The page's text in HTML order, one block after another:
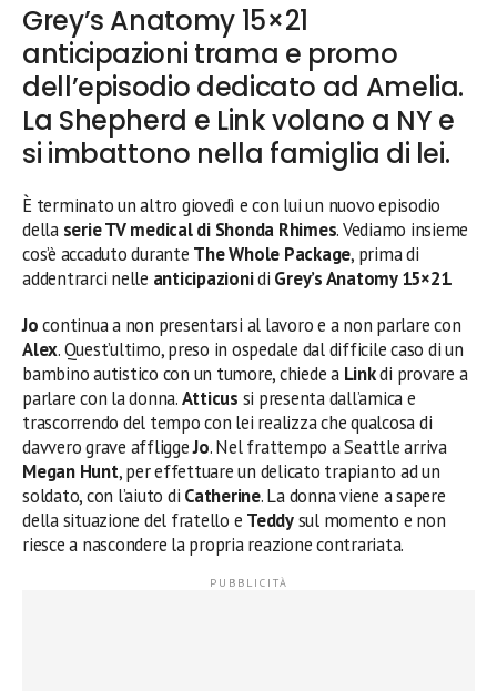
Grey’s Anatomy 15×21
anticipazioni trama e promo
dell’episodio dedicato ad Amelia.
La Shepherd e Link volano a NY e
si imbattono nella famiglia di lei.
È terminato un altro giovedì e con lui un nuovo episodio
della serie TV medical di Shonda Rhimes. Vediamo insieme
cos’è accaduto durante The Whole Package, prima di
addentrarci nelle anticipazionidi Grey’s Anatomy 15×21.
Jocontinua a non presentarsi al lavoro e a non parlare con
Alex. Quest’ultimo, preso in ospedale dal difficile caso di un
bambino autistico con un tumore, chiede a Linkdi provare a
parlare con la donna.Atticus si presenta dall’amica e
trascorrendo del tempo con lei realizza che qualcosa di
davvero grave affliggeJo. Nel frattempo a Seattle arriva
Megan Hunt, per effettuare un delicato trapianto ad un
soldato, con l’aiuto di Catherine. La donna viene a sapere
della situazione del fratello e Teddysul momento e non
riesce a nascondere la propria reazione contrariata.